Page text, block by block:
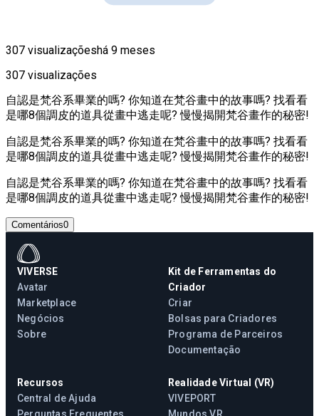
307 visualizaçõeshá 9 meses
307 visualizações
自認是梵谷系畢業的嗎? 你知道在梵谷畫中的故事嗎? 找看看
是哪8個調皮的道具從畫中逃走呢? 慢慢揭開梵谷畫作的秘密!
自認是梵谷系畢業的嗎? 你知道在梵谷畫中的故事嗎? 找看看
是哪8個調皮的道具從畫中逃走呢? 慢慢揭開梵谷畫作的秘密!
自認是梵谷系畢業的嗎? 你知道在梵谷畫中的故事嗎? 找看看
是哪8個調皮的道具從畫中逃走呢? 慢慢揭開梵谷畫作的秘密!
Comentários0
VIVERSE
Avatar
Marketplace
Negócios
Sobre
Kit de Ferramentas do
Criador
Criar
Bolsas para Criadores
Programa de Parceiros
Documentação
Recursos
Central de Ajuda
Perguntas Frequentes
Realidade Virtual (VR)
VIVEPORT
Mundos VR